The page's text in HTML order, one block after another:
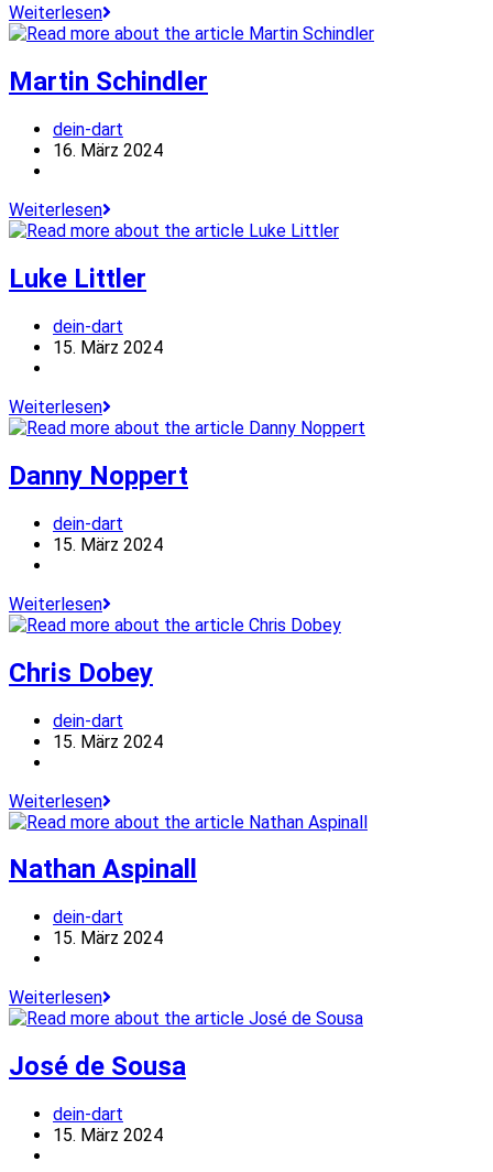
WeiterlesenMensur
Suljović
Martin Schindler
Beitrags-
Autor:
dein-dart
Beitrag
16. März 2024
WeiterlesenMartin
Schindler
Luke Littler
Beitrags-
Autor:
dein-dart
Beitrag
15. März 2024
WeiterlesenLuke
Littler
Danny Noppert
Beitrags-
Autor:
dein-dart
Beitrag
15. März 2024
WeiterlesenDanny
Noppert
Chris Dobey
Beitrags-
Autor:
dein-dart
Beitrag
15. März 2024
WeiterlesenChris
Dobey
Nathan Aspinall
Beitrags-
Autor:
dein-dart
Beitrag
15. März 2024
WeiterlesenNathan
Aspinall
José de Sousa
Beitrags-
Autor:
dein-dart
Beitrag
15. März 2024